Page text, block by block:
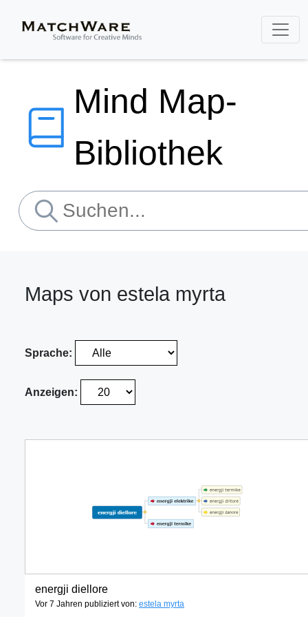
Mind Map-
Bibliothek
Maps von estela myrta
Sprache:
Anzeigen:
energji diellore
Vor 7 Jahren publiziert von: estela myrta